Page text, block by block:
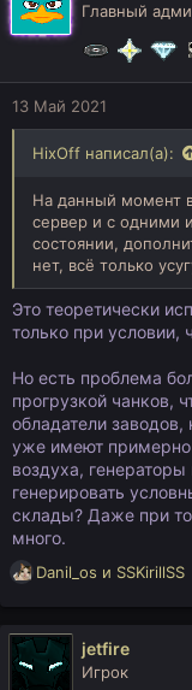
и
и
Главный
13 Май 2021
HixOff написал(а):
На данный момент
сервер и с одними
состоянии,
нет, всё только
Это теоретически
только при условии,
Но есть проблема
прогрузкой чанков,
обладатели
уже имеют примерно
воздуха,
генерировать
склады? Даже при
много.
Р
к
ц
Danil_os и SSKirillSS
jetfire
Игрок